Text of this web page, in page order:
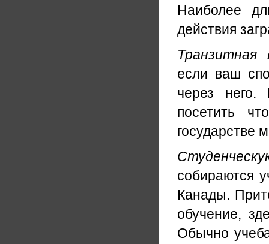
Наиболее
действия
Транзитная
если ваш
через
посетить
государстве
собираются
Канады.
обучение,
Обычно